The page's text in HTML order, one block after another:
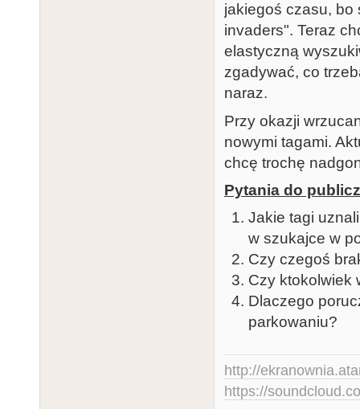
jakiegoś czasu, bo
invaders". Teraz
elastyczną
zgadywać, co
naraz.
Przy okazji
nowymi tagami.
chcę trochę
Pytania do
Jakie tagi
w szukajce w
Czy czegoś
Czy ktokolwiek
Dlaczego
parkowaniu?
http://
https://